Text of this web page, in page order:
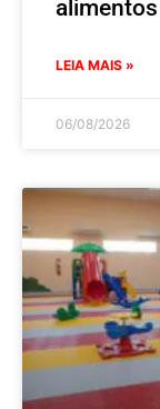
alimentos
LEIA MAIS »
06/08/2026